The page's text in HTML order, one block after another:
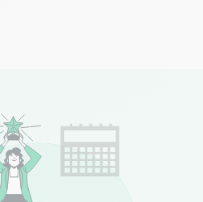
Consulter